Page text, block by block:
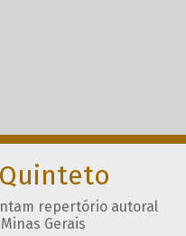
repertório autoral
Gerais